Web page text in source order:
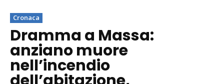
Cronaca
Dramma a Massa:
anziano muore
nell’incendio